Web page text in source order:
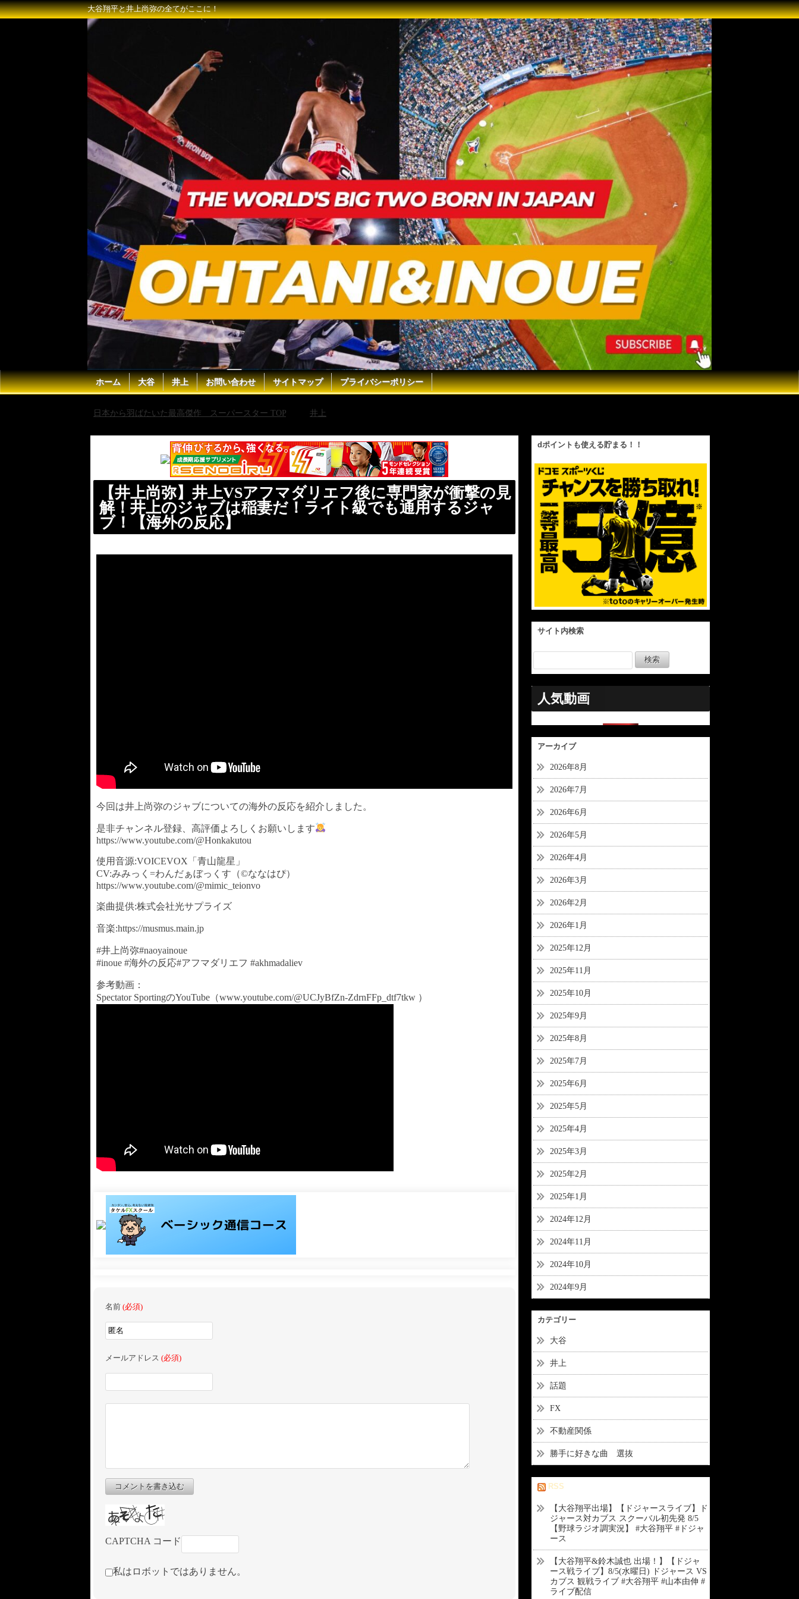
大谷翔平と井上尚弥の全てがここに！
ホーム 大谷 井上 お問い合わせ サイトマップ プライバシーポリシー
日本から羽ばたいた最高傑作 スーパースター TOP 井上
【井上尚弥】井上VSアフマダリエフ後に専門家が衝撃の見
解！井上のジャブは稲妻だ！ライト級でも通用するジャ
ブ！【海外の反応】
今回は井上尚弥のジャブについての海外の反応を紹介しました。
是非チャンネル登録、高評価よろしくお願いします
https://www.youtube.com/@Honkakutou
使用音源:VOICEVOX「青山龍星」
CV:みみっく=わんだぁぼっくす（©ななはぴ）
https://www.youtube.com/@mimic_teionvo
楽曲提供:株式会社光サプライズ
音楽:https://musmus.main.jp
#井上尚弥#naoyainoue
#inoue #海外の反応#アフマダリエフ #akhmadaliev
参考動画：
Spectator SportingのYouTube（www.youtube.com/@UCJyBfZn-ZdrnFFp_dtf7tkw ）
名前 (必須)
メールアドレス (必須)
コメントを書き込む
CAPTCHA コード
私はロボットではありません。
dポイントも使える貯まる！！
サイト内検索
人気動画
アーカイブ
2026年8月
2026年7月
2026年6月
2026年5月
2026年4月
2026年3月
2026年2月
2026年1月
2025年12月
2025年11月
2025年10月
2025年9月
2025年8月
2025年7月
2025年6月
2025年5月
2025年4月
2025年3月
2025年2月
2025年1月
2024年12月
2024年11月
2024年10月
2024年9月
カテゴリー
大谷
井上
話題
FX
不動産関係
勝手に好きな曲 選抜
RSS
【大谷翔平出場】【ドジャースライブ】ド
ジャース対カブス スクーバル初先発 8/5
【野球ラジオ調実況】 #大谷翔平 #ドジャ
ース
【大谷翔平&鈴木誠也 出場！】【ドジャ
ース戦ライブ】8/5(水曜日) ドジャース VS
カブス 観戦ライブ #大谷翔平 #山本由伸 #
ライブ配信